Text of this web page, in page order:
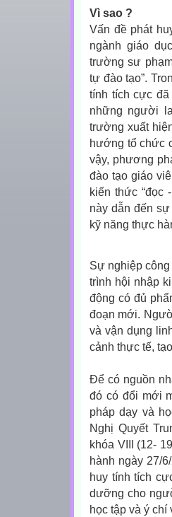
Vì sao ?
Vấn đề phát
ngành giáo
trường sư
tự đào tạo”.
tính tích cực
những người
trường xuất
hướng tổ chức
vậy, phương
đào tạo giáo
kiến thức “đọc
này dẫn đến
kỹ năng thực
Sự nghiệp
trình hội nhập
động có đủ
đoạn mới.
và vận dụng
cảnh thực tế,
Để có nguồn
đó có đổi mới
pháp dạy và
Nghị Quyết
khóa VIII (12-
hành ngày 27/
huy tính tích
dưỡng cho
học tập và ý chí